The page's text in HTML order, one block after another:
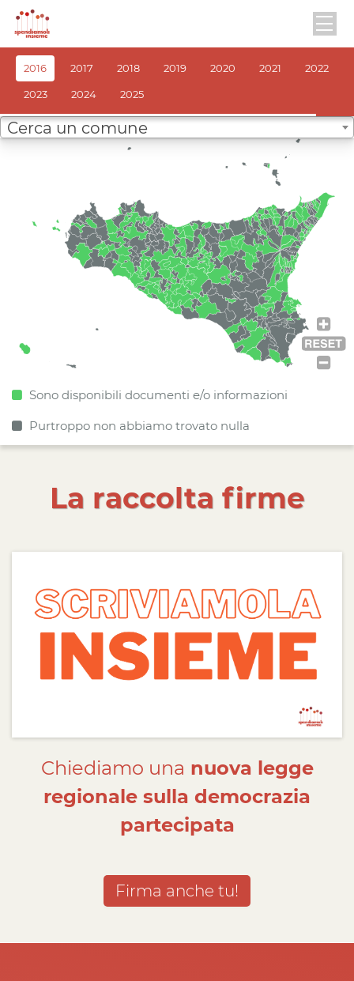
2016 2017 2018 2019 2020 2021 2022
2023 2024 2025
Cerca un comune
Sono disponibili documenti e/o informazioni
Purtroppo non abbiamo trovato nulla
La raccolta firme
Chiediamo una nuova legge
regionale sulla democrazia
partecipata
Firma anche tu!